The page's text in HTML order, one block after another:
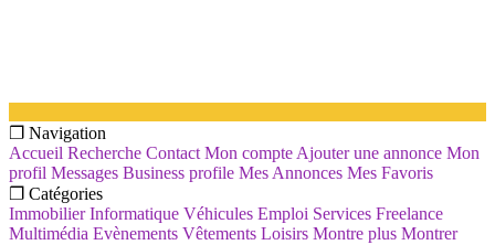
❐ Navigation
Accueil Recherche Contact Mon compte Ajouter une annonce Mon
profil Messages Business profile Mes Annonces Mes Favoris
❐ Catégories
Immobilier Informatique Véhicules Emploi Services Freelance
Multimédia Evènements Vêtements Loisirs Montre plus Montrer